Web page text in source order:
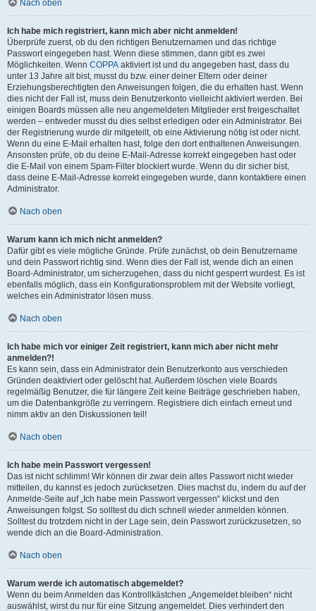
Nach oben
Ich habe mich registriert, kann mich aber nicht anmelden!
Überprüfe zuerst, ob du den richtigen Benutzernamen und das richtige
Passwort eingegeben hast. Wenn diese stimmen, dann gibt es zwei
Möglichkeiten. Wenn COPPA aktiviert ist und du angegeben hast, dass du
unter 13 Jahre alt bist, musst du bzw. einer deiner Eltern oder deiner
Erziehungsberechtigten den Anweisungen folgen, die du erhalten hast. Wenn
dies nicht der Fall ist, muss dein Benutzerkonto vielleicht aktiviert werden. Bei
einigen Boards müssen alle neu angemeldeten Mitglieder erst freigeschaltet
werden – entweder musst du dies selbst erledigen oder ein Administrator. Bei
der Registrierung wurde dir mitgeteilt, ob eine Aktivierung nötig ist oder nicht.
Wenn du eine E-Mail erhalten hast, folge den dort enthaltenen Anweisungen.
Ansonsten prüfe, ob du deine E-Mail-Adresse korrekt eingegeben hast oder
die E-Mail von einem Spam-Filter blockiert wurde. Wenn du dir sicher bist,
dass deine E-Mail-Adresse korrekt eingegeben wurde, dann kontaktiere einen
Administrator.
Nach oben
Warum kann ich mich nicht anmelden?
Dafür gibt es viele mögliche Gründe. Prüfe zunächst, ob dein Benutzername
und dein Passwort richtig sind. Wenn dies der Fall ist, wende dich an einen
Board-Administrator, um sicherzugehen, dass du nicht gesperrt wurdest. Es ist
ebenfalls möglich, dass ein Konfigurationsproblem mit der Website vorliegt,
welches ein Administrator lösen muss.
Nach oben
Ich habe mich vor einiger Zeit registriert, kann mich aber nicht mehr
anmelden?!
Es kann sein, dass ein Administrator dein Benutzerkonto aus verschieden
Gründen deaktiviert oder gelöscht hat. Außerdem löschen viele Boards
regelmäßig Benutzer, die für längere Zeit keine Beiträge geschrieben haben,
um die Datenbankgröße zu verringern. Registriere dich einfach erneut und
nimm aktiv an den Diskussionen teil!
Nach oben
Ich habe mein Passwort vergessen!
Das ist nicht schlimm! Wir können dir zwar dein altes Passwort nicht wieder
mitteilen, du kannst es jedoch zurücksetzen. Dies machst du, indem du auf der
Anmelde-Seite auf „Ich habe mein Passwort vergessen“ klickst und den
Anweisungen folgst. So solltest du dich schnell wieder anmelden können.
Solltest du trotzdem nicht in der Lage sein, dein Passwort zurückzusetzen, so
wende dich an die Board-Administration.
Nach oben
Warum werde ich automatisch abgemeldet?
Wenn du beim Anmelden das Kontrollkästchen „Angemeldet bleiben“ nicht
auswählst, wirst du nur für eine Sitzung angemeldet. Dies verhindert den